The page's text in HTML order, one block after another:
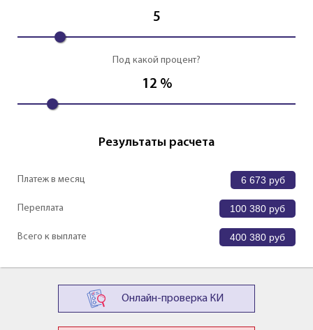
5
Под какой процент?
12 %
Результаты расчета
Платеж в месяц 6 673 руб
Переплата 100 380 руб
Всего к выплате 400 380 руб
Онлайн-проверка КИ